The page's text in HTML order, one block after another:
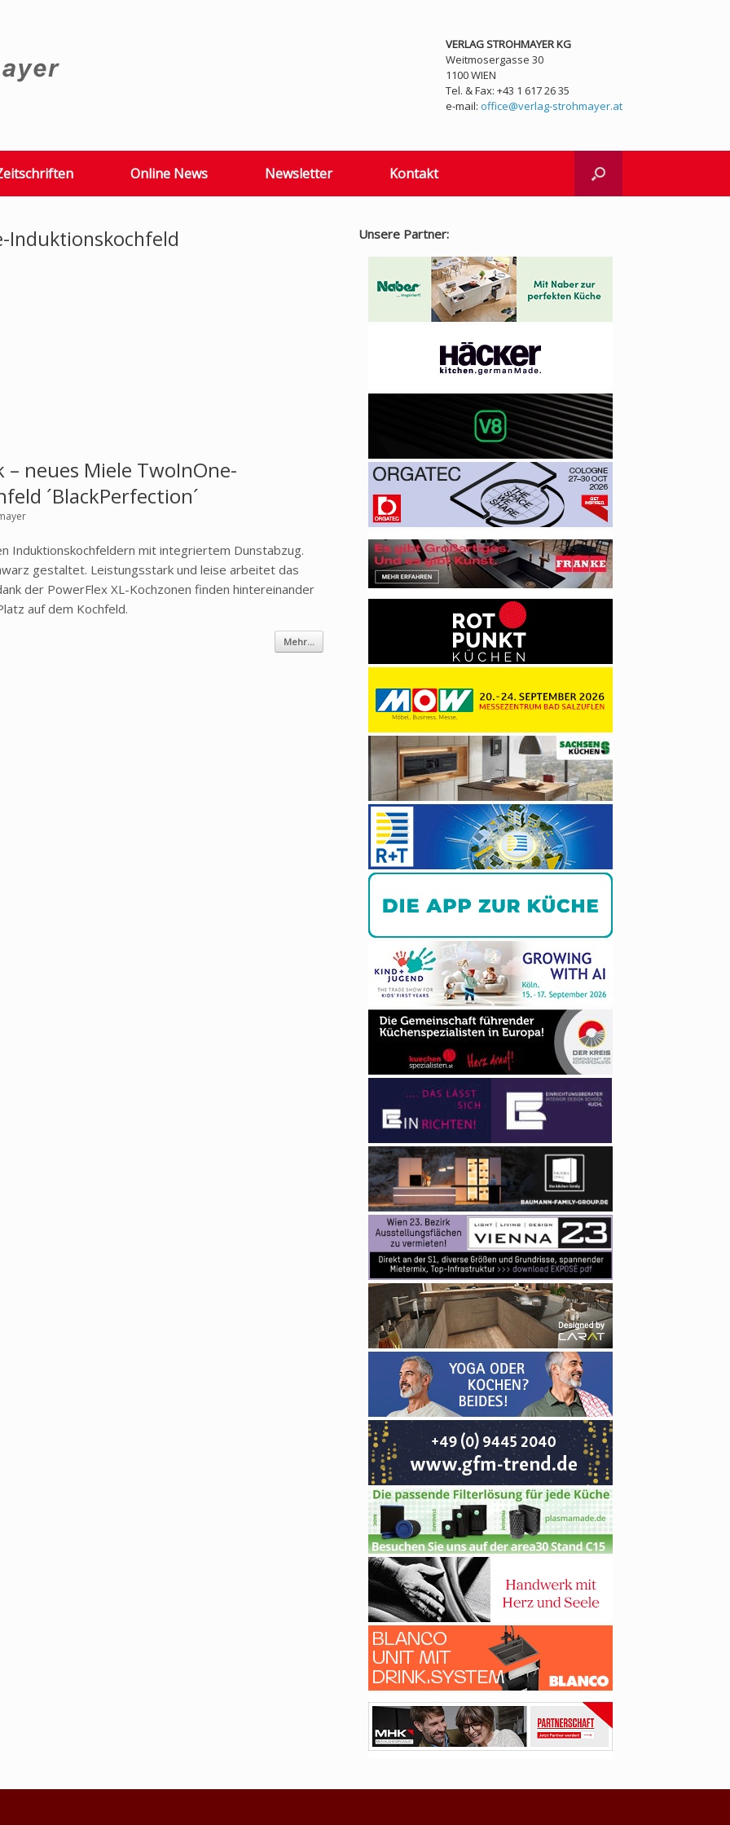
VERLAG STROHMAYER KG
Weitmosergasse 30
1100 WIEN
Tel. & Fax: +43 1 617 26 35
e-mail: office@verlag-strohmayer.at
Online News Newsletter Kontakt
Induktionskochfeld
– neues Miele TwoInOne-
´BlackPerfection´
Induktionskochfeldern mit integriertem Dunstabzug.
gestaltet. Leistungsstark und leise arbeitet das
der PowerFlex XL-Kochzonen finden hintereinander
auf dem Kochfeld.
Mehr...
Unsere Partner: